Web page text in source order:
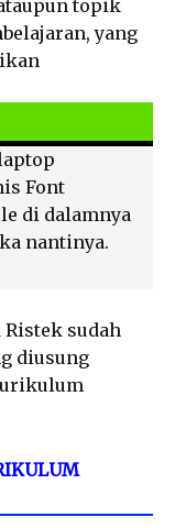
topik
yang
Font
di dalamnya
nantinya.
sudah
diusung